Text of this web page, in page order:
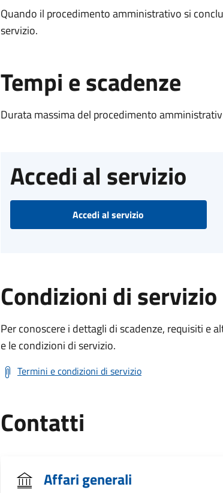
Quando il procedimento amministrativo si
servizio.
Tempi e scadenze
Durata massima del procedimento
Accedi al servizio
Accedi al servizio
Condizioni di servizio
Per conoscere i dettagli di scadenze, requisiti e
e le condizioni di servizio.
Termini e condizioni di servizio
Contatti
Affari generali